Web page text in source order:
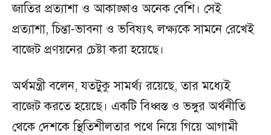
জাতির প্রত্যাশা ও আকাঙ্ক্ষাও অনেক বেশি। সেই
প্রত্যাশা, চিন্তা-ভাবনা ও ভবিষ্যৎ লক্ষ্যকে সামনে রেখেই
বাজেট প্রণয়নের চেষ্টা করা হয়েছে।
অর্থমন্ত্রী বলেন, যতটুকু সামর্থ্য রয়েছে, তার মধ্যেই
বাজেট করতে হয়েছে। একটি বিধ্বস্ত ও ভঙ্গুর অর্থনীতি
থেকে দেশকে স্থিতিশীলতার পথে নিয়ে গিয়ে আগামী